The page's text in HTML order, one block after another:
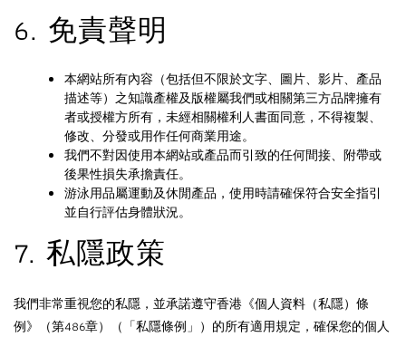
6. 免責聲明
本網站所有內容（包括但不限於文字、圖片、影片、產品
描述等）之知識產權及版權屬我們或相關第三方品牌擁有
者或授權方所有，未經相關權利人書面同意，不得複製、
修改、分發或用作任何商業用途。
我們不對因使用本網站或產品而引致的任何間接、附帶或
後果性損失承擔責任。
游泳用品屬運動及休閒產品，使用時請確保符合安全指引
並自行評估身體狀況。
7. 私隱政策
我們非常重視您的私隱，並承諾遵守香港《個人資料（私隱）條
例》（第486章）（「私隱條例」）的所有適用規定，確保您的個人